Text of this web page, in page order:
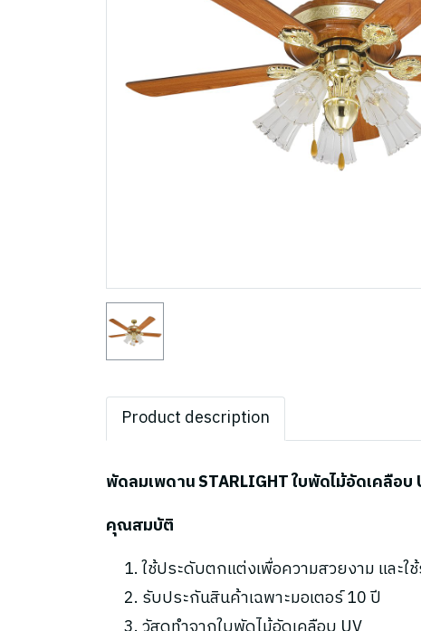
Product description
พัดลมเพดาน STARLIGHT ใบพัดไม้อัดเคลือบ
คุณสมบัติ
ใช้ประดับตกแต่งเพื่อความสวยงาม และใ
รับประกันสินค้าเฉพาะมอเตอร์ 10 ปี